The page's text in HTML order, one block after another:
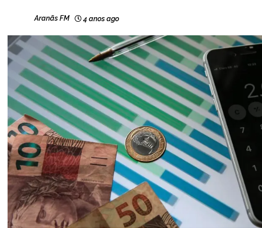
Aranãs FM 4 anos ago